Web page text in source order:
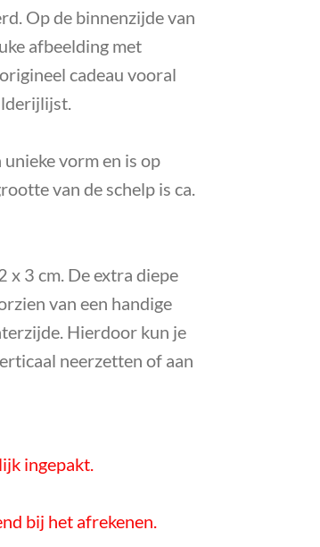
Op de binnenzijde van
afbeelding met
cadeau vooral
vorm en is op
van de schelp is ca.
x 3 cm. De extra diepe
van een handige
Hierdoor kun je
neerzetten of aan
ingepakt.
bij het afrekenen.